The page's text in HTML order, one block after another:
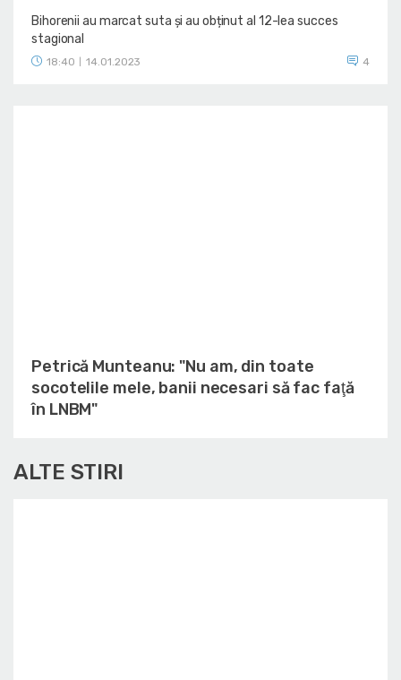
Bihorenii au marcat suta și au obținut al 12-lea succes
stagional
18:40 14.01.2023 4
Petrică Munteanu: "Nu am, din toate
socotelile mele, banii necesari să fac faţă
în LNBM"
ALTE STIRI